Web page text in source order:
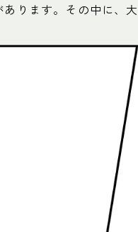
ります。その中に、